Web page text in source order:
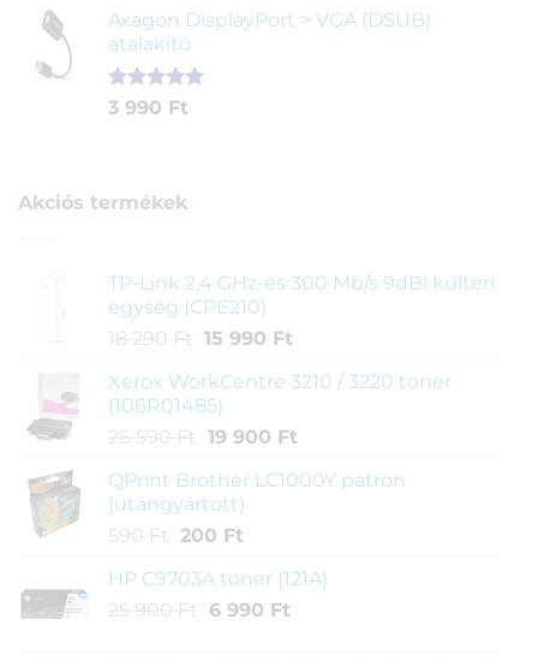
ből,
értékelés
alapján
was:
290 Ft.
is:
Axagon DisplayPort > VGA (DSUB)
átalakító
Értékelés
1
3 990 Ft
Akciós termékek
TP-Link 2,4 GHz-es 300 Mb/s 9dBi kültéri
egység (CPE210)
18 290 Ft
Original
was:
18
290 Ft.
15 990 FtCurrent
is:
990 Ft.
Xerox WorkCentre 3210 / 3220 toner
(106R01485)
26 590 Ft
Original
was:
26
590 Ft.
19 900 FtCurrent
is:
QPrint Brother LC1000Y patron
(utángyártott)
590 Ft
Original
was:
590 Ft.
200 FtCurrent
is:
200 Ft.
HP C9703A toner (121A)
25 900 Ft
Original
6 990 FtCurrent